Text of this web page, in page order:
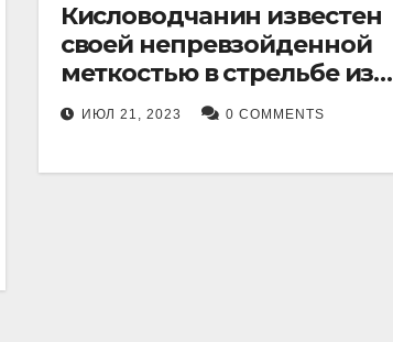
Кисловодчанин известен
своей непревзойденной
меткостью в стрельбе из
лука, и его успехи
прославили его в
ИЮЛ 21, 2023 0 COMMENTS